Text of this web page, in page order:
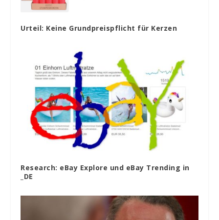
Urteil: Keine Grundpreispflicht für Kerzen
Research: eBay Explore und eBay Trending in
_DE